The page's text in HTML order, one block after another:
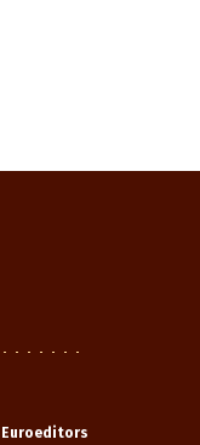
Euroeditors